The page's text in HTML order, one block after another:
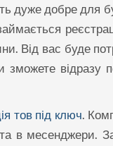
дуже добре для
Від вас буде
відразу
тов під ключ.
в месенджери.